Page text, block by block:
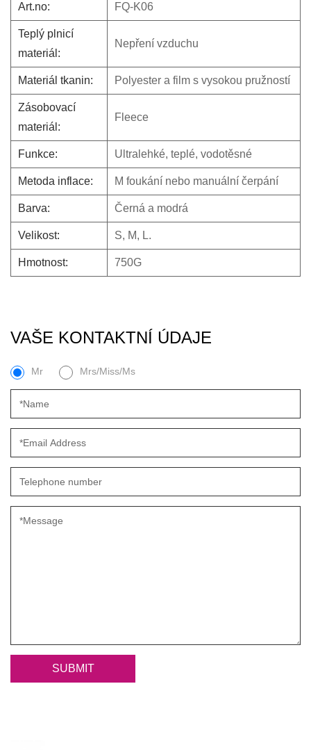
Art.no: FQ-K06
Teplý plnicí
materiál:
Nepření vzduchu
Materiál tkanin: Polyester a film s vysokou pružností
Zásobovací
materiál:
Fleece
Funkce: Ultralehké, teplé, vodotěsné
Metoda inflace: M foukání nebo manuální čerpání
Barva: Černá a modrá
Velikost: S, M, L.
Hmotnost: 750G
VAŠE KONTAKTNÍ ÚDAJE
Mr Mrs/Miss/Ms